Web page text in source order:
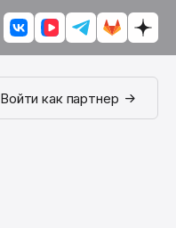
Войти как партнер